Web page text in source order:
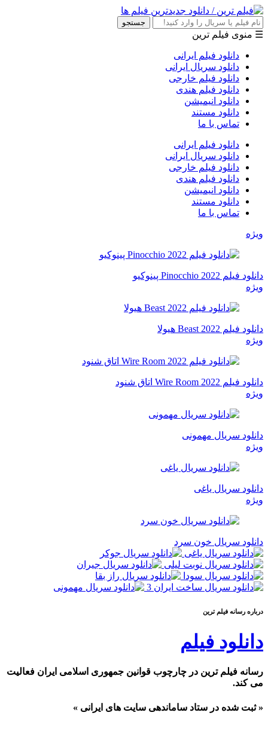
جستجو
☰ منوی فیلم ترین
دانلود فیلم ایرانی
دانلود سریال ایرانی
دانلود فیلم خارجی
دانلود فیلم هندی
دانلود انیمیشن
دانلود مستند
تماس با ما
دانلود فیلم ایرانی
دانلود سریال ایرانی
دانلود فیلم خارجی
دانلود فیلم هندی
دانلود انیمیشن
دانلود مستند
تماس با ما
ویژه
دانلود فیلم Pinocchio 2022 پینوکیو
ویژه
دانلود فیلم Beast 2022 هیولا
ویژه
دانلود فیلم Wire Room 2022 اتاق شنود
ویژه
دانلود سریال مهمونی
ویژه
دانلود سریال یاغی
ویژه
دانلود سریال خون سرد
درباره رسانه فيلم ترين
دانلود فیلم
رسانه فیلم ترین در چارچوب قوانین جمهوری اسلامی ایران فعالیت
می کند.
« ثبت شده در ستاد ساماندهی سایت های ایرانی »